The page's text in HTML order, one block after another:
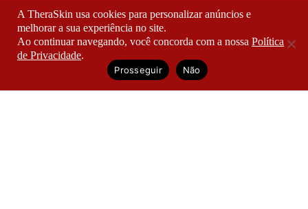
Blog
Projetos
Política De Privacidade
Termos De Uso
A TheraSkin usa cookies para personalizar anúncios e
melhorar a sua experiência no site.
Ao continuar navegando, você concorda com a nossa Política
de Privacidade.
Prosseguir Não